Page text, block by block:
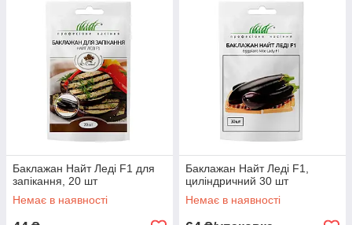
Баклажан Найт Леді F1 для
запікання, 20 шт
Немає в наявності
Баклажан Найт Леді F1,
циліндричний 30 шт
Немає в наявності